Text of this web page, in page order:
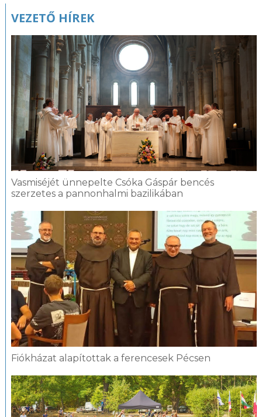
VEZETŐ HÍREK
Vasmiséjét ünnepelte Csóka Gáspár bencés
szerzetes a pannonhalmi bazilikában
Fiókházat alapítottak a ferencesek Pécsen